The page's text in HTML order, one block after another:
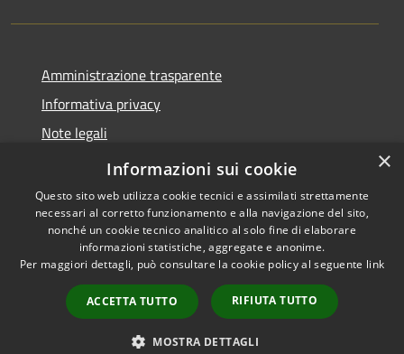
Amministrazione trasparente
Informativa privacy
Note legali
Dichiarazione di accessibilità
Accessibilità
Copyright © 2026 • Comune di
Giussano • Powered by
Municipium•
Accesso
redazione
×
Informazioni sui cookie
Questo sito web utilizza cookie tecnici e assimilati strettamente
necessari al corretto funzionamento e alla navigazione del sito,
nonché un cookie tecnico analitico al solo fine di elaborare
informazioni statistiche, aggregate e anonime.
Per maggiori dettagli, può consultare la cookie policy al seguente link
ACCETTA TUTTO RIFIUTA TUTTO
MOSTRA DETTAGLI